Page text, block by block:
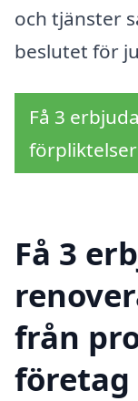
och tjänster
beslutet för
Få 3
förpliktelser
Få 3
från
företag